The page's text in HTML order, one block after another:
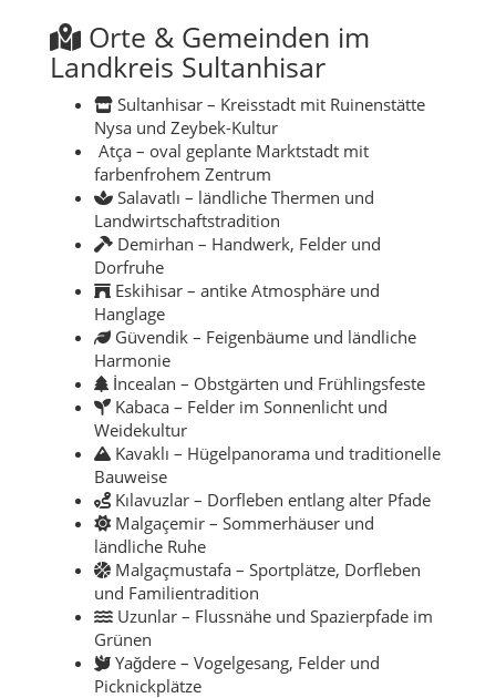
Orte & Gemeinden im
Landkreis Sultanhisar
Sultanhisar – Kreisstadt mit Ruinenstätte
Nysa und Zeybek-Kultur
Atça – oval geplante Marktstadt mit
farbenfrohem Zentrum
Salavatlı – ländliche Thermen und
Landwirtschaftstradition
Demirhan – Handwerk, Felder und
Dorfruhe
Eskihisar – antike Atmosphäre und
Hanglage
Güvendik – Feigenbäume und ländliche
Harmonie
İncealan – Obstgärten und Frühlingsfeste
Kabaca – Felder im Sonnenlicht und
Weidekultur
Kavaklı – Hügelpanorama und traditionelle
Bauweise
Kılavuzlar – Dorfleben entlang alter Pfade
Malgaçemir – Sommerhäuser und
ländliche Ruhe
Malgaçmustafa – Sportplätze, Dorfleben
und Familientradition
Uzunlar – Flussnähe und Spazierpfade im
Grünen
Yağdere – Vogelgesang, Felder und
Picknickplätze